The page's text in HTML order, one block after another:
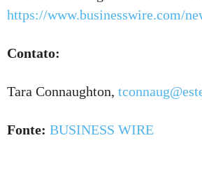
https://www.businesswire.com/
Contato:
Tara Connaughton,
Fonte: BUSINESS WIRE